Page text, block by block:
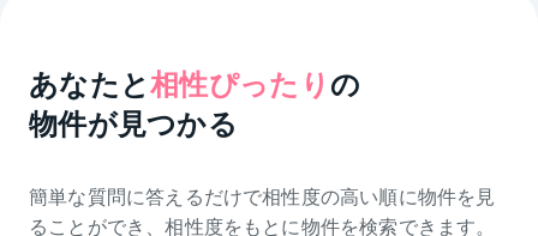
あなたと相性ぴったり の
物件が見つかる
簡単な質問に答えるだけで相性度の高い順に物件を 見
ることができ、相性度をもとに物件を検索できます。